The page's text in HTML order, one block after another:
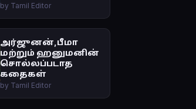
by Tamil Editor
அர்ஜுனன்,பீமா
மற்றும் ஹனுமனின்
சொல்லப்படாத
கதைகள்
by Tamil Editor